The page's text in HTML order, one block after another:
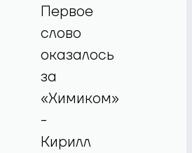
Первое
слово
оказалось
за
«Химиком»
-
Кирилл